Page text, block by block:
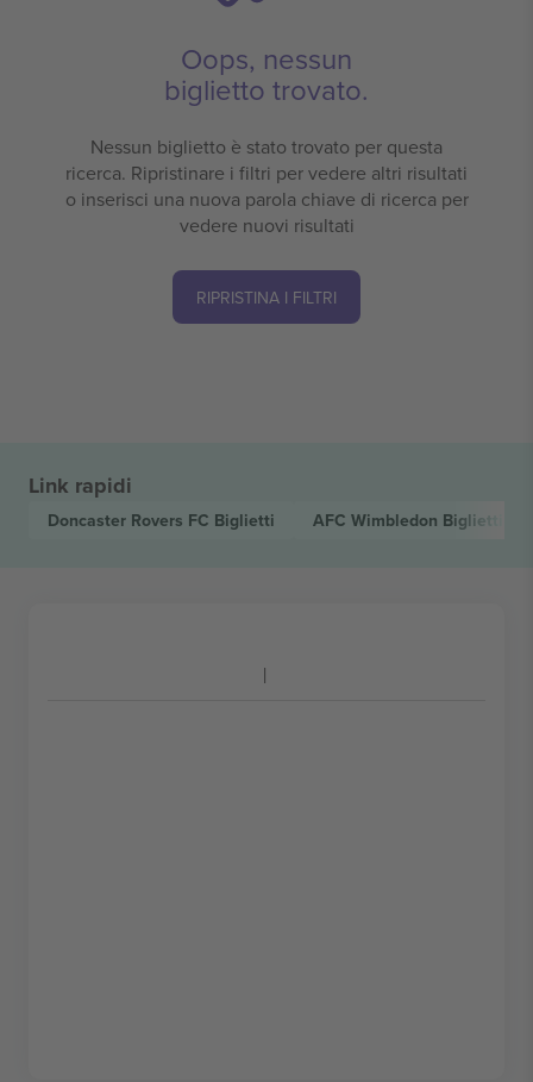
Oops, nessun
biglietto trovato.
Nessun biglietto è stato trovato per questa
ricerca. Ripristinare i filtri per vedere altri risultati
o inserisci una nuova parola chiave di ricerca per
vedere nuovi risultati
RIPRISTINA I FILTRI
Link rapidi
Doncaster Rovers FC Biglietti AFC Wimbledon Biglietti